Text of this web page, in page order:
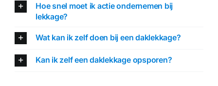
Hoe snel moet ik actie ondernemen bij
lekkage?
Wat kan ik zelf doen bij een daklekkage?
Kan ik zelf een daklekkage opsporen?